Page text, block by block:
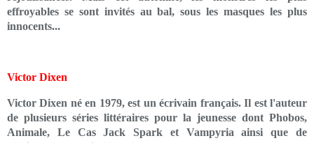
effroyables se sont invités au bal, sous les masques les plus
innocents...
Victor Dixen
Victor Dixen né en 1979, est un écrivain français. Il est l'auteur
de plusieurs séries littéraires pour la jeunesse dont Phobos,
Animale, Le Cas Jack Spark et Vampyria ainsi que de